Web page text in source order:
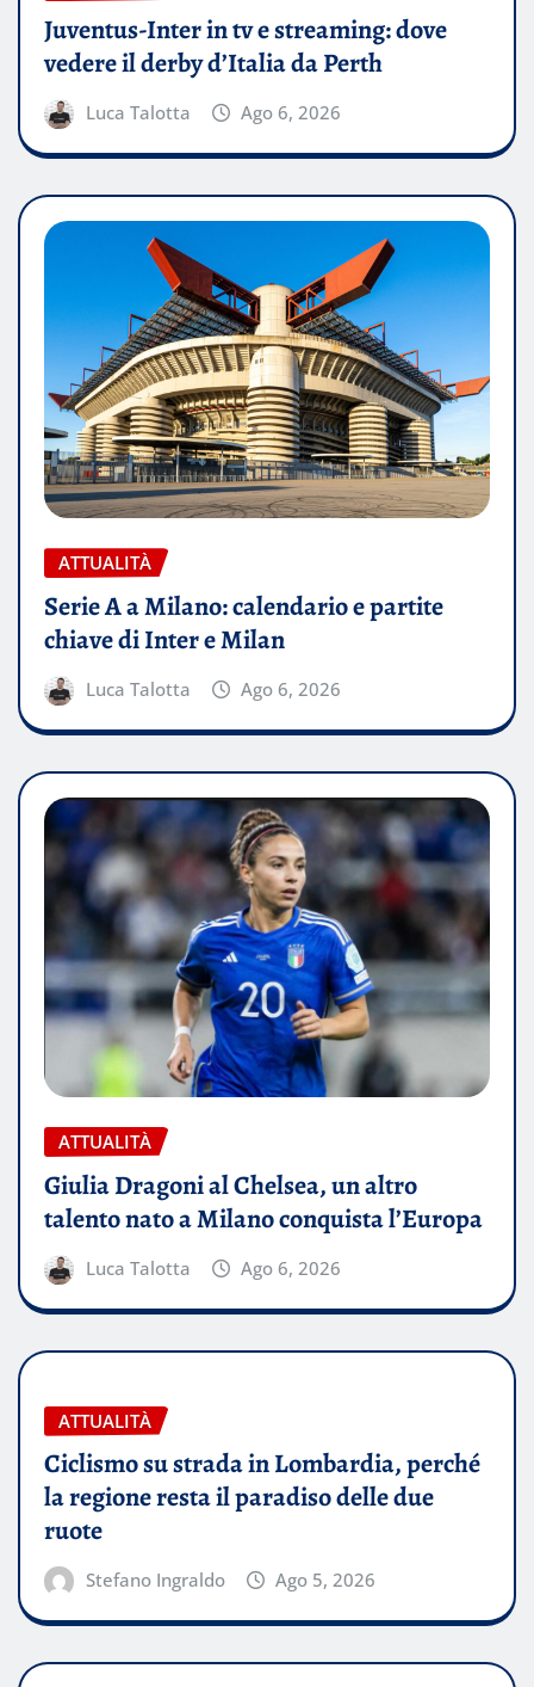
Juventus-Inter in tv e streaming: dove
vedere il derby d’Italia da Perth
Luca Talotta Ago 6, 2026
ATTUALITÀ
Serie A a Milano: calendario e partite
chiave di Inter e Milan
Luca Talotta Ago 6, 2026
ATTUALITÀ
Giulia Dragoni al Chelsea, un altro
talento nato a Milano conquista l’Europa
Luca Talotta Ago 6, 2026
ATTUALITÀ
Ciclismo su strada in Lombardia, perché
la regione resta il paradiso delle due
ruote
Stefano Ingraldo Ago 5, 2026